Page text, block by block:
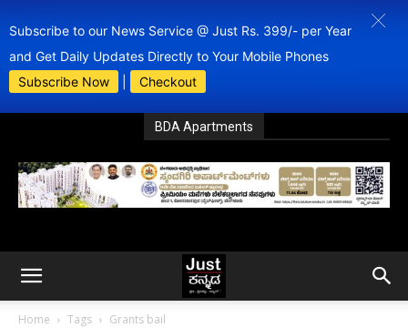
Subscribe to our News Service @ Just Rs. 399/- per Year
and Get Daily Updates Directly to Your Mobile Phones
Subscribe Now
Checkout
BDA Apartments
Home Tags Grants bail